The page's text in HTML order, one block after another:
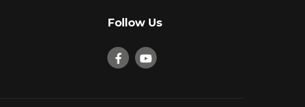
Follow Us